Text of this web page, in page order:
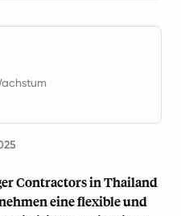
Contractors in Thailand
eine flexible und